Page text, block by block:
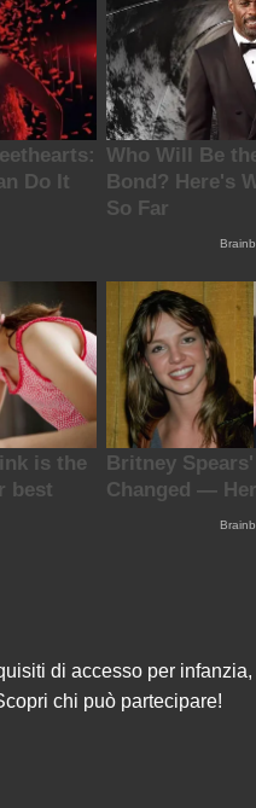
di accesso per infanzia,
chi può partecipare!